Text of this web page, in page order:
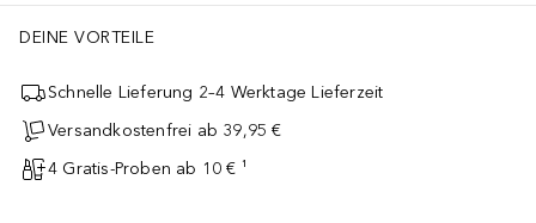
DEINE VORTEILE
Schnelle Lieferung 2–4 Werktage Lieferzeit
Versandkostenfrei ab 39,95 €
4 Gratis-Proben ab 10 € ¹